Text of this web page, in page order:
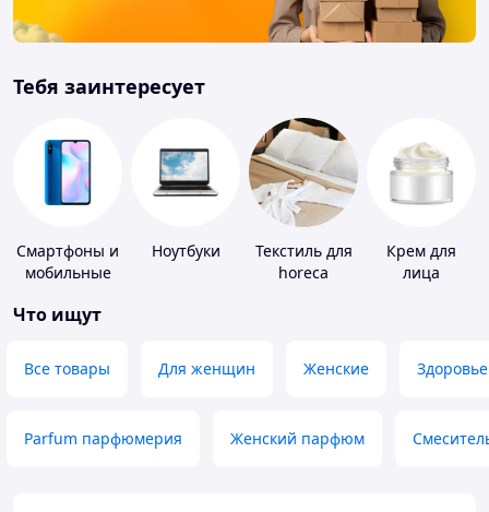
Тебя заинтересует
Смартфоны и
мобильные
Ноутбуки
Текстиль для
horeca
Крем для
лица
Что ищут
Все товары Для женщин Женские Здоровье
Parfum парфюмерия Женский парфюм